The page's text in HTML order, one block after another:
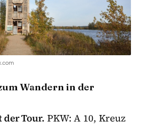
Wandern in der
Tour. PKW: A 10, Kreuz